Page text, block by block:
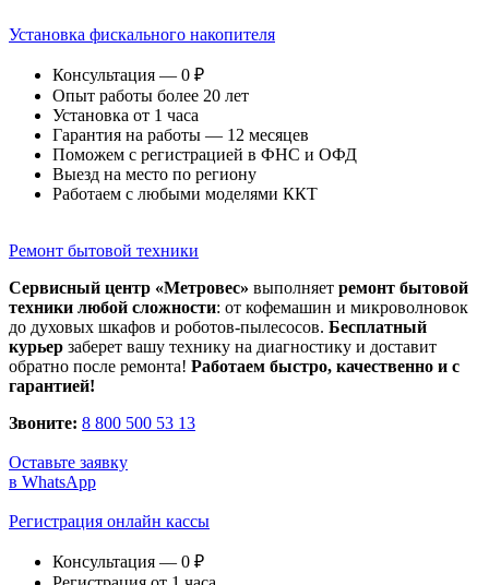
Установка фискального накопителя
Консультация — 0 ₽
Опыт работы более 20 лет
Установка от 1 часа
Гарантия на работы — 12 месяцев
Поможем с регистрацией в ФНС и ОФД
Выезд на место по региону
Работаем с любыми моделями ККТ
Ремонт бытовой техники
Сервисный центр «Метровес» выполняет ремонт бытовой
техники любой сложности: от кофемашин и микроволновок
до духовых шкафов и роботов-пылесосов. Бесплатный
курьер заберет вашу технику на диагностику и доставит
обратно после ремонта! Работаем быстро, качественно и с
гарантией!
Звоните: 8 800 500 53 13
Оставьте заявку
в WhatsApp
Регистрация онлайн кассы
Консультация — 0 ₽